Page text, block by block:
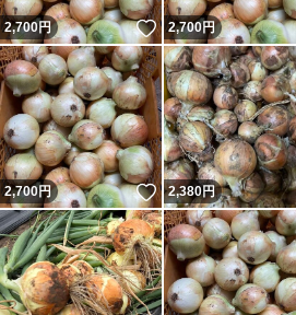
2,700円 いいね！
2,700円
2,700円 いいね！
2,380円